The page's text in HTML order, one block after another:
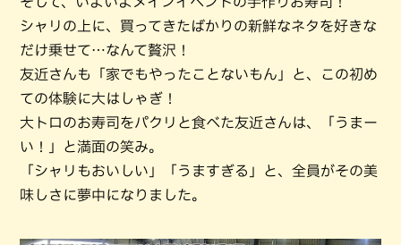
シャリの上に、買ってきたばかりの新鮮なネタを好きな
だけ乗せて…なんて贅沢！
友近さんも「家でもやったことないもん」と、この初め
ての体験に大はしゃぎ！
大トロのお寿司をパクリと食べた友近さんは、「うまー
い！」と満面の笑み。
「シャリもおいしい」「うますぎる」と、全員がその美
味しさに夢中になりました。